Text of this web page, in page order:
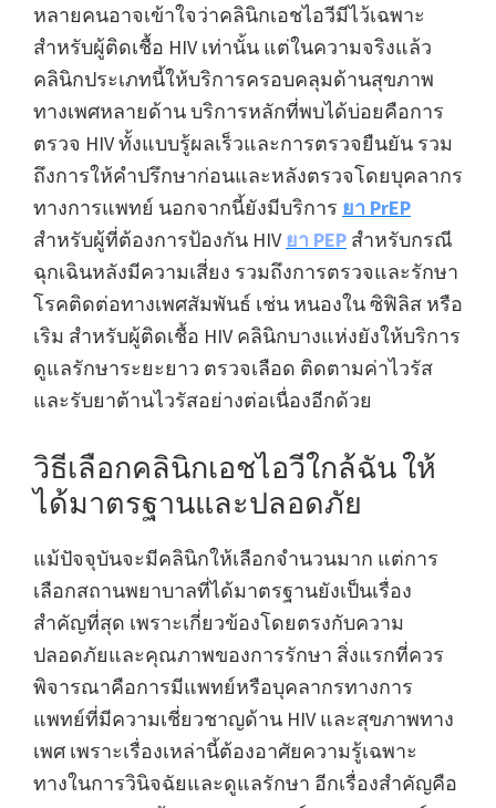
หลายคนอาจเข้าใจว่าคลินิกเอชไอวีมีไว้เฉพาะ
สำหรับผู้ติดเชื้อ HIV เท่านั้น แต่ในความจริงแล้ว
คลินิกประเภทนี้ให้บริการครอบคลุมด้านสุขภาพ
ทางเพศหลายด้าน บริการหลักที่พบได้บ่อยคือการ
ตรวจ HIV ทั้งแบบรู้ผลเร็วและการตรวจยืนยัน รวม
ถึงการให้คำปรึกษาก่อนและหลังตรวจโดยบุคลากร
ทางการแพทย์ นอกจากนี้ยังมีบริการ ยา PrEP
สำหรับผู้ที่ต้องการป้องกัน HIV ยา PEP สำหรับกรณี
ฉุกเฉินหลังมีความเสี่ยง รวมถึงการตรวจและรักษา
โรคติดต่อทางเพศสัมพันธ์ เช่น หนองใน ซิฟิลิส หรือ
เริม สำหรับผู้ติดเชื้อ HIV คลินิกบางแห่งยังให้บริการ
ดูแลรักษาระยะยาว ตรวจเลือด ติดตามค่าไวรัส
และรับยาต้านไวรัสอย่างต่อเนื่องอีกด้วย
วิธีเลือกคลินิกเอชไอวีใกล้ฉัน ให้
ได้มาตรฐานและปลอดภัย
แม้ปัจจุบันจะมีคลินิกให้เลือกจำนวนมาก แต่การ
เลือกสถานพยาบาลที่ได้มาตรฐานยังเป็นเรื่อง
สำคัญที่สุด เพราะเกี่ยวข้องโดยตรงกับความ
ปลอดภัยและคุณภาพของการรักษา สิ่งแรกที่ควร
พิจารณาคือการมีแพทย์หรือบุคลากรทางการ
แพทย์ที่มีความเชี่ยวชาญด้าน HIV และสุขภาพทาง
เพศ เพราะเรื่องเหล่านี้ต้องอาศัยความรู้เฉพาะ
ทางในการวินิจฉัยและดูแลรักษา อีกเรื่องสำคัญคือ